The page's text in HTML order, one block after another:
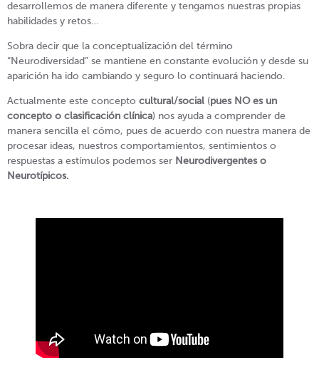
desarrollemos de manera diferente y tengamos nuestras propias
habilidades y retos…
Sobra decir que la conceptualización del término
“Neurodiversidad” se mantiene en constante evolución y desde su
aparición ha ido cambiando y seguro lo continuará haciendo.
Actualmente este concepto cultural/social (pues NO es un
concepto o clasificación clínica) nos ayuda a comprender de
manera sencilla el cómo, pues de acuerdo con nuestra manera de
procesar ideas, nuestros comportamientos, sentimientos o
respuestas a estímulos podemos ser Neurodivergentes o
Neurotípicos.